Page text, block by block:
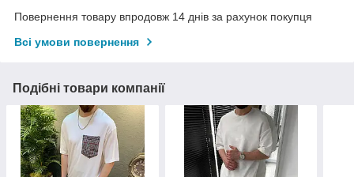
Повернення товару впродовж 14 днів за рахунок покупця
Всі умови повернення
Подібні товари компанії